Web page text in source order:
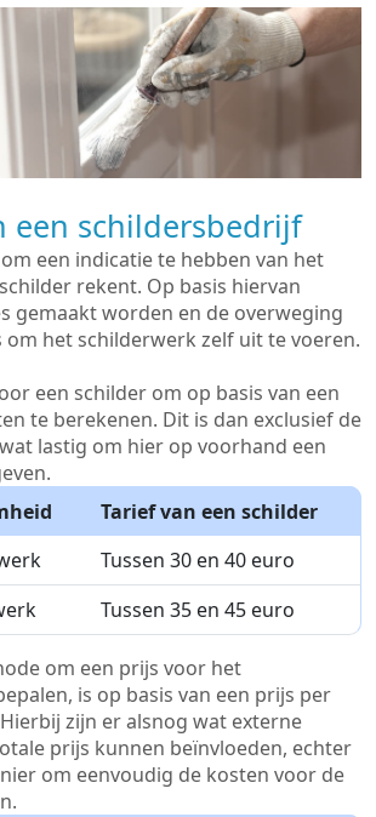
een schildersbedrijf
een indicatie te hebben van het
rekent. Op basis hiervan
gemaakt worden en de overweging
het schilderwerk zelf uit te voeren.
een schilder om op basis van een
te berekenen. Dit is dan exclusief de
lastig om hier op voorhand een
Tarief van een schilder
Tussen 30 en 40 euro
Tussen 35 en 45 euro
om een prijs voor het
is op basis van een prijs per
zijn er alsnog wat externe
prijs kunnen beïnvloeden, echter
om eenvoudig de kosten voor de